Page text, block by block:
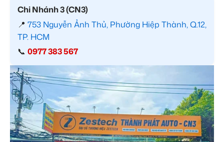
Chi Nhánh 3 (CN3)
📍 753 Nguyễn Ảnh Thủ, Phường Hiệp Thành, Q.12,
TP. HCM
📞 0977 383 567